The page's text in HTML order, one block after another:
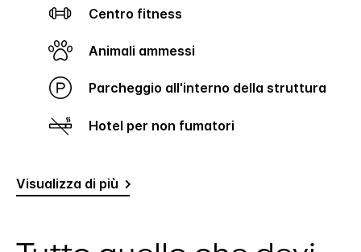
Centro fitness
Animali ammessi
Parcheggio all'interno della struttura
Hotel per non fumatori
Visualizza di più